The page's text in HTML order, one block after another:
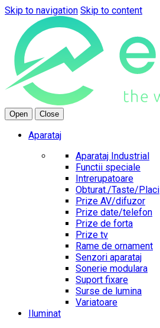
Skip to navigation Skip to content
Open Close
Aparataj
Aparataj Industrial
Functii speciale
Intrerupatoare
Obturat./Taste/Placi
Prize AV/difuzor
Prize date/telefon
Prize de forta
Prize tv
Rame de ornament
Senzori aparataj
Sonerie modulara
Suport fixare
Surse de lumina
Variatoare
Iluminat